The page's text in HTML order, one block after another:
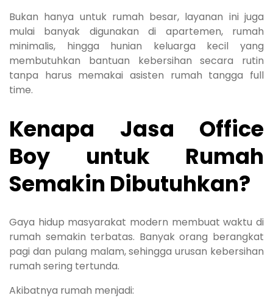
Bukan hanya untuk rumah besar, layanan ini juga
mulai banyak digunakan di apartemen, rumah
minimalis, hingga hunian keluarga kecil yang
membutuhkan bantuan kebersihan secara rutin
tanpa harus memakai asisten rumah tangga full
time.
Kenapa Jasa Office
Boy untuk Rumah
Semakin Dibutuhkan?
Gaya hidup masyarakat modern membuat waktu di
rumah semakin terbatas. Banyak orang berangkat
pagi dan pulang malam, sehingga urusan kebersihan
rumah sering tertunda.
Akibatnya rumah menjadi: